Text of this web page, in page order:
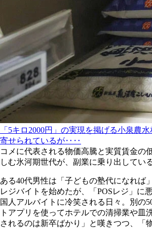
「5キロ2000円」の実現を掲げる小泉農
寄せられているが‥‥
コメに代表される物価高騰と実質賃金の
しむ氷河期世代が、副業に乗り出している
ある40代男性は「子どもの塾代になれば
レジバイトを始めたが、「POSレジ」に
国人アルバイトに冷笑される日々。別の
トアプリを使ってホテルでの清掃業や皿
されるのは新卒ばかり」と嘆きつつ、「